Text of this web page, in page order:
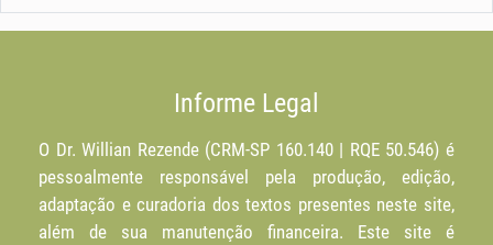
Informe Legal
O Dr. Willian Rezende (CRM-SP 160.140 | RQE 50.546) é
pessoalmente responsável pela produção, edição,
adaptação e curadoria dos textos presentes neste site,
além de sua manutenção financeira. Este site é